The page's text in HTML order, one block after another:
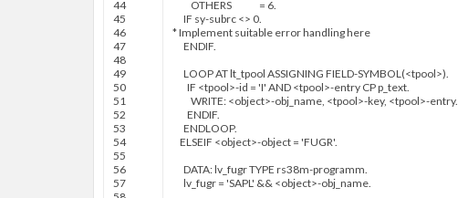
44
45
46
47
48
49
50
51
52
53
54
55
56
57
OTHERS
= 6.
IF sy-subrc <> 0.
* Implement suitable error handling here
ENDIF.
LOOP ATlt tpool ASSIGNING FIELD-SYMBOL(<tpool>).
IF <tpool>-id = 'I' AND <tpool>-entry CPp text.
WRITE: <object>-obj name, <tpool>-key, <tpool>-entry.
ENDIF.
ENDLOOP.
ELSEIF <object>-object = 'FUGR'.
DATA:lv fugrTYPE rs38m-programm.
lv fugr = 'SAPL' && <object>-obj name.